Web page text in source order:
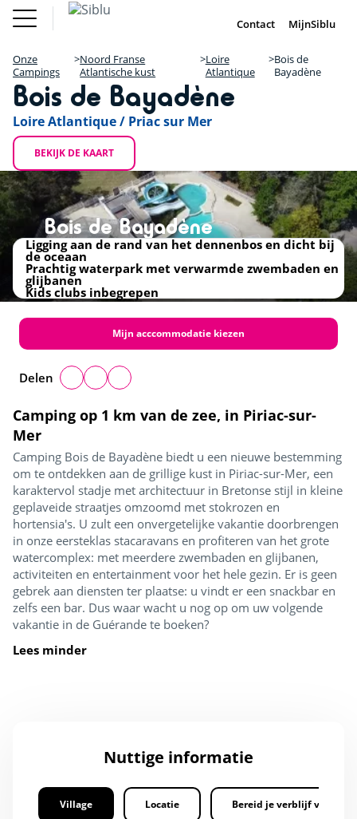
Overslaan
en
de
inhoud
gaan
Fun Pass
Parken)
FR IE EN
Vakantie Inspiratie
Aanbiedingen
Accommodaties / Kampeerplaatsen
Ontdek Siblu
Fun Pass (Franse Parken)
Chalet Kopen
DE FR
Contact MijnSiblu
Onze
Campings
Noord Franse
Atlantische kust
Loire
Atlantique
Bois de
Bayadène
Bois de Bayadène
Loire Atlantique / Priac sur Mer
BEKIJK DE KAART
+
−
Bois de Bayadène
Camping op 1 km van de zee, in Piriac-sur-
Mer
Camping Bois de Bayadène biedt u een nieuwe bestemming
om te ontdekken aan de grillige kust in Piriac-sur-Mer, een
karaktervol stadje met architectuur in Bretonse stijl in kleine
geplaveide straatjes omzoomd met stokrozen en
hortensia's. U zult een onvergetelijke vakantie doorbrengen
in onze eersteklas stacaravans en profiteren van het grote
watercomplex: met meerdere zwembaden en glijbanen,
activiteiten en entertainment voor het hele gezin. Er is geen
gebrek aan diensten ter plaatse: u vindt er een snackbar en
zelfs een bar. Dus waar wacht u nog op om uw volgende
vakantie in de Guérande te boeken?
Lees minder
Ligging aan de rand van het dennenbos en dicht bij
de oceaan
Prachtig waterpark met verwarmde zwembaden en
glijbanen
Kids clubs inbegrepen
Mijn acccommodatie kiezen
Delen
Nuttige informatie
Village Locatie Bereid je verblijf voor